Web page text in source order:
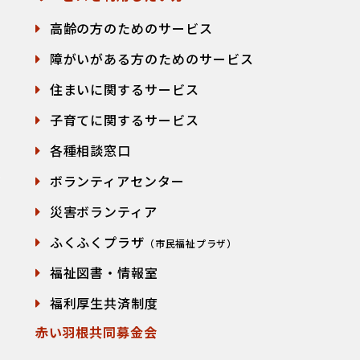
高齢の方のためのサービス
障がいがある方のためのサービス
住まいに関するサービス
子育てに関するサービス
各種相談窓口
ボランティアセンター
災害ボランティア
ふくふくプラザ （市民福祉プラザ）
福祉図書・情報室
福利厚生共済制度
赤い羽根共同募金会